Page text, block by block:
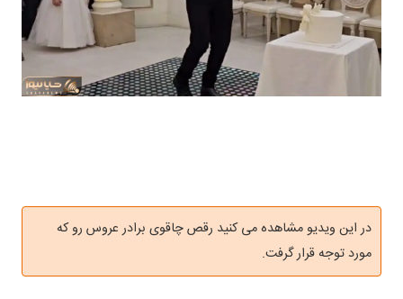
در این ویدیو مشاهده می کنید رقص چاقوی برادر عروس رو که
مورد توجه قرار گرفت.